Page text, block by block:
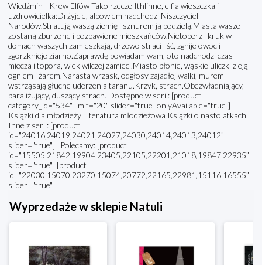
Wiedźmin - Krew Elfów Tako rzecze Ithlinne, elfia wieszczka i
uzdrowicielka:Drżyjcie, albowiem nadchodzi Niszczyciel
Narodów.Stratują waszą ziemię i sznurem ją podzielą.Miasta wasze
zostaną zburzone i pozbawione mieszkańców.Nietoperz i kruk w
domach waszych zamieszkają, drzewo straci liść, zgnije owoc i
zgorzknieje ziarno.Zaprawdę powiadam wam, oto nadchodzi czas
miecza i topora, wiek wilczej zamieci.Miasto płonie, wąskie uliczki zieją
ogniem i żarem.Narasta wrzask, odgłosy zajadłej walki, murem
wstrząsają głuche uderzenia taranu.Krzyk, strach.Obezwładniający,
paraliżujący, duszący strach. Dostępne w serii: [product
category_id="534" limit="20" slider="true" onlyAvailable="true"]
Książki dla młodzieży Literatura młodzieżowa Książki o nastolatkach
Inne z serii: [product
id="24016,24019,24021,24027,24030,24014,24013,24012”
slider="true"] Polecamy: [product
id="15505,21842,19904,23405,22105,22201,21018,19847,22935”
slider="true"] [product
id="22030,15070,23270,15074,20772,22165,22981,15116,16555”
slider="true"]
Wyprzedaże w sklepie Natuli